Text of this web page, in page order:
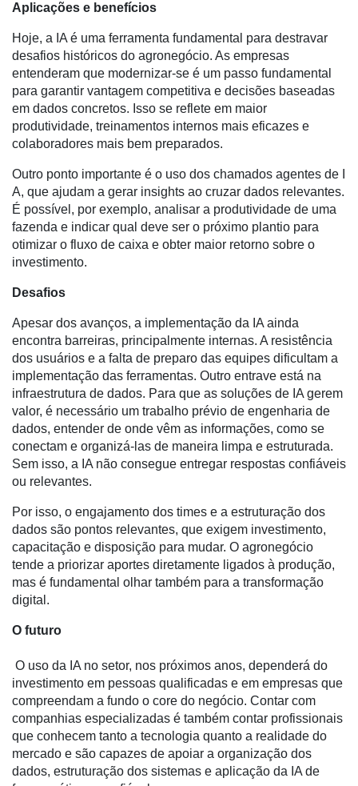
Vertical
Software
Empresarial
Tecnologia
para
Recursos
Hídricos
Membros
Liberali
Netrin
Néctar
Lean
Way
Consulting
Manager
ONE
CHB
Aplicações e benefícios
Hoje, a IA é uma ferramenta fundamental para destravar
desafios históricos do agronegócio. As empresas
entenderam que modernizar-se é um passo fundamental
para garantir vantagem competitiva e decisões baseadas
em dados concretos. Isso se reflete em maior
produtividade, treinamentos internos mais eficazes e
colaboradores mais bem preparados.
Outro ponto importante é o uso dos chamados agentes de I
A, que ajudam a gerar insights ao cruzar dados relevantes.
É possível, por exemplo, analisar a produtividade de uma
fazenda e indicar qual deve ser o próximo plantio para
otimizar o fluxo de caixa e obter maior retorno sobre o
investimento.
Desafios
Apesar dos avanços, a implementação da IA ainda
encontra barreiras, principalmente internas. A resistência
dos usuários e a falta de preparo das equipes dificultam a
implementação das ferramentas. Outro entrave está na
infraestrutura de dados. Para que as soluções de IA gerem
valor, é necessário um trabalho prévio de engenharia de
dados, entender de onde vêm as informações, como se
conectam e organizá-las de maneira limpa e estruturada.
Sem isso, a IA não consegue entregar respostas confiáveis
ou relevantes.
Por isso, o engajamento dos times e a estruturação dos
dados são pontos relevantes, que exigem investimento,
capacitação e disposição para mudar. O agronegócio
tende a priorizar aportes diretamente ligados à produção,
mas é fundamental olhar também para a transformação
digital.
O futuro
O uso da IA no setor, nos próximos anos, dependerá do
investimento em pessoas qualificadas e em empresas que
compreendam a fundo o core do negócio. Contar com
companhias especializadas é também contar profissionais
que conhecem tanto a tecnologia quanto a realidade do
mercado e são capazes de apoiar a organização dos
dados, estruturação dos sistemas e aplicação da IA de